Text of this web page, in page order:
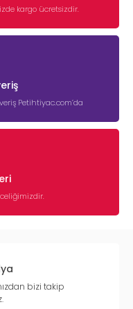
kargo ücretsizdir.
Petihtiyac.com’da
bizi takip